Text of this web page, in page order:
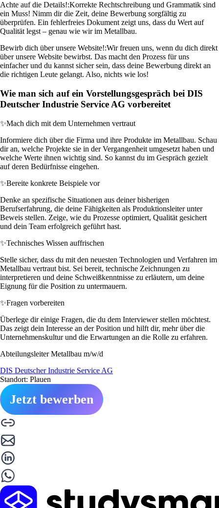
Achte auf die Details!:Korrekte Rechtschreibung und Grammatik sind
ein Muss! Nimm dir die Zeit, deine Bewerbung sorgfältig zu
überprüfen. Ein fehlerfreies Dokument zeigt uns, dass du Wert auf
Qualität legst – genau wie wir im Metallbau.
Bewirb dich über unsere Website!:Wir freuen uns, wenn du dich direkt
über unsere Website bewirbst. Das macht den Prozess für uns
einfacher und du kannst sicher sein, dass deine Bewerbung direkt an
die richtigen Leute gelangt. Also, nichts wie los!
Wie man sich auf ein Vorstellungsgespräch bei DIS
Deutscher Industrie Service AG vorbereitet
✨Mach dich mit dem Unternehmen vertraut
Informiere dich über die Firma und ihre Produkte im Metallbau. Schau
dir an, welche Projekte sie in der Vergangenheit umgesetzt haben und
welche Werte ihnen wichtig sind. So kannst du im Gespräch gezielt
auf deren Bedürfnisse eingehen.
✨Bereite konkrete Beispiele vor
Denke an spezifische Situationen aus deiner bisherigen
Berufserfahrung, die deine Fähigkeiten als Produktionsleiter unter
Beweis stellen. Zeige, wie du Prozesse optimiert, Qualität gesichert
und dein Team erfolgreich geführt hast.
✨Technisches Wissen auffrischen
Stelle sicher, dass du mit den neuesten Technologien und Verfahren im
Metallbau vertraut bist. Sei bereit, technische Zeichnungen zu
interpretieren und deine Schweißkenntnisse zu erläutern, um deine
Eignung für die Position zu untermauern.
✨Fragen vorbereiten
Überlege dir einige Fragen, die du dem Interviewer stellen möchtest.
Das zeigt dein Interesse an der Position und hilft dir, mehr über die
Unternehmenskultur und die Erwartungen an die Rolle zu erfahren.
Abteilungsleiter Metallbau m/w/d
DIS Deutscher Industrie Service AG
Standort: Plauen
Jetzt bewerben